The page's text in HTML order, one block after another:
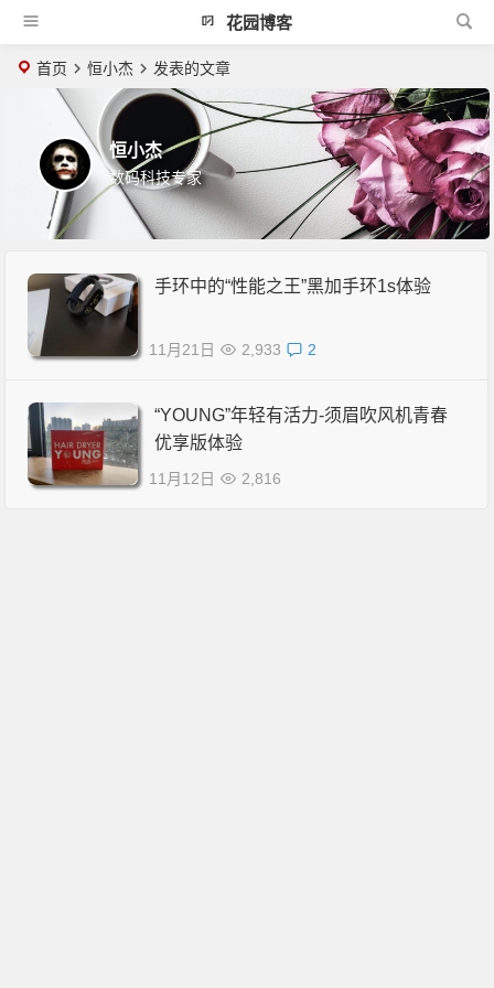
花园博客
首页 恒小杰 发表的文章
恒小杰
数码科技专家
手环中的“性能之王”黑加手环1s体验
11月21日 2,933 2
“YOUNG”年轻有活力-须眉吹风机青春
优享版体验
11月12日 2,816